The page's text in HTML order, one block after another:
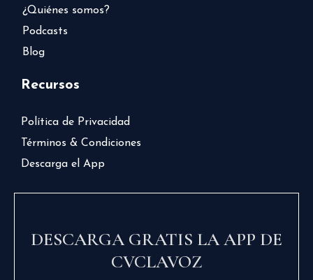
¿Quiénes somos?
Podcasts
Blog
Recursos
Política de Privacidad
Términos & Condiciones
Descarga el App
DESCARGA GRATIS LA APP DE
CVCLAVOZ